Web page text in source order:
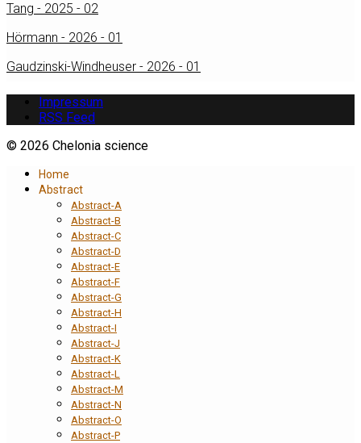
Tang - 2025 - 02
Hörmann - 2026 - 01
Gaudzinski-Windheuser - 2026 - 01
Impressum
RSS Feed
© 2026 Chelonia science
Home
Abstract
Abstract-A
Abstract-B
Abstract-C
Abstract-D
Abstract-E
Abstract-F
Abstract-G
Abstract-H
Abstract-I
Abstract-J
Abstract-K
Abstract-L
Abstract-M
Abstract-N
Abstract-O
Abstract-P